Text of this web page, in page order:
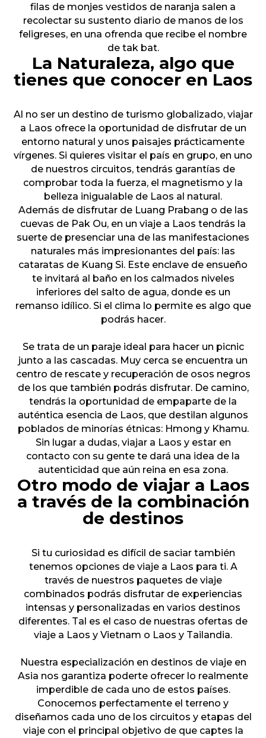
filas de monjes vestidos de naranja salen a
recolectar su sustento diario de manos de los
feligreses, en una ofrenda que recibe el nombre
de tak bat.
La Naturaleza, algo que
tienes que conocer en Laos
Al no ser un destino de turismo globalizado, viajar
a Laos ofrece la oportunidad de disfrutar de un
entorno natural y unos paisajes prácticamente
vírgenes. Si quieres visitar el país en grupo, en uno
de nuestros circuitos, tendrás garantías de
comprobar toda la fuerza, el magnetismo y la
belleza inigualable de Laos al natural.
Además de disfrutar de Luang Prabang o de las
cuevas de Pak Ou, en un viaje a Laos tendrás la
suerte de presenciar una de las manifestaciones
naturales más impresionantes del país: las
cataratas de Kuang Si. Este enclave de ensueño
te invitará al baño en los calmados niveles
inferiores del salto de agua, donde es un
remanso idílico. Si el clima lo permite es algo que
podrás hacer.
Se trata de un paraje ideal para hacer un picnic
junto a las cascadas. Muy cerca se encuentra un
centro de rescate y recuperación de osos negros
de los que también podrás disfrutar. De camino,
tendrás la oportunidad de empaparte de la
auténtica esencia de Laos, que destilan algunos
poblados de minorías étnicas: Hmong y Khamu.
Sin lugar a dudas, viajar a Laos y estar en
contacto con su gente te dará una idea de la
autenticidad que aún reina en esa zona.
Otro modo de viajar a Laos
a través de la combinación
de destinos
Si tu curiosidad es difícil de saciar también
tenemos opciones de viaje a Laos para ti. A
través de nuestros paquetes de viaje
combinados podrás disfrutar de experiencias
intensas y personalizadas en varios destinos
diferentes. Tal es el caso de nuestras ofertas de
viaje a Laos y Vietnam o Laos y Tailandia.
Nuestra especialización en destinos de viaje en
Asia nos garantiza poderte ofrecer lo realmente
imperdible de cada uno de estos países.
Conocemos perfectamente el terreno y
diseñamos cada uno de los circuitos y etapas del
viaje con el principal objetivo de que captes la